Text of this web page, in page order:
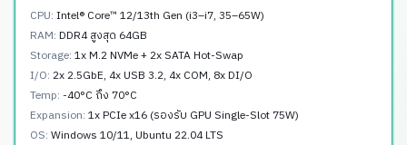
CPU: Intel® Core™ 12/13th Gen (i3–i7, 35–65W)
RAM: DDR4 สูงสุด 64GB
Storage: 1x M.2 NVMe + 2x SATA Hot-Swap
I/O: 2x 2.5GbE, 4x USB 3.2, 4x COM, 8x DI/O
Temp: -40°C ถึง 70°C
Expansion: 1x PCIe x16 (รองรับ GPU Single-Slot 75W)
OS: Windows 10/11, Ubuntu 22.04 LTS